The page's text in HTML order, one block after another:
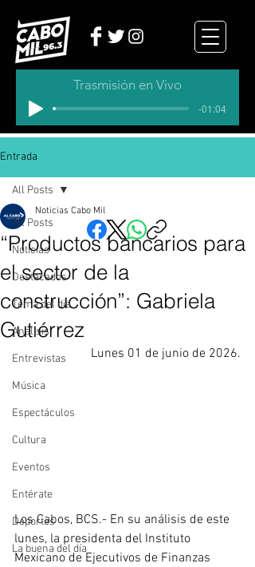
Trasmisión en Vivo
-01:04
Entrada
All Posts
Noticias
Destacados
Tema del dia
Analisis
Entrevistas
Música
Espectáculos
Cultura
Eventos
Entérate
Deportes
La buena del día
All Posts
“Productos bancarios para
el sector de la
construcción”: Gabriela
Gutiérrez
Noticias Cabo Mil
Lunes 01 de junio de 2026.
Los Cabos, BCS.- En su análisis de este
lunes, la presidenta del Instituto
Mexicano de Ejecutivos de Finanzas